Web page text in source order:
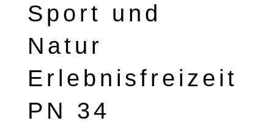
Sport und
Natur
Erlebnisfreizeit
PN 34